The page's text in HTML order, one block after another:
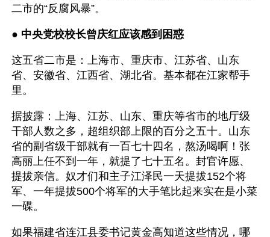
二市的“反腐风暴”。
● 中央党校校长曾庆红应该感到困惑
这五省二市是：上海市、重庆市、江苏省、山东
省、安徽省、江西省、湖北省。基本都在江家帮手
里。
据披露：上海、江苏、山东、重庆等省市的地厅级
干部人数之多，超组织部上限的百分之五十。山东
省的副省级干部就有一百七十四名，熬汤喝啊！张
高丽上任不到一年，就提了七十五名。封官许愿、
提拔亲信。奴才们和主子江泽民一天提拔152个将
军、一年提拔500个将军的大手笔比起来实在是小菜
一碟。
如果福建省连江县委书记黄金高知道这些情况，哪